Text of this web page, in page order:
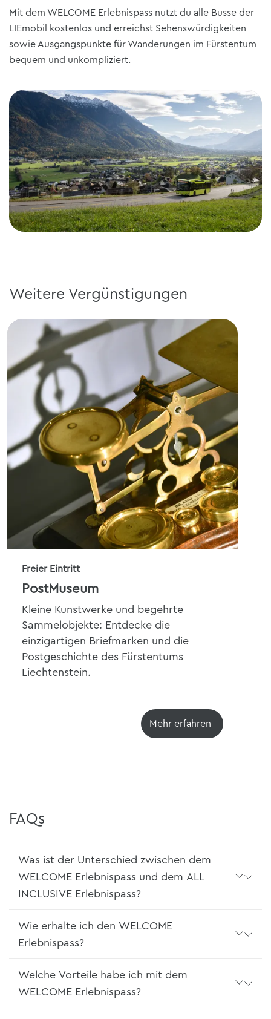
Mit dem WELCOME Erlebnispass nutzt du alle Busse der
LIEmobil kostenlos und erreichst Sehenswürdigkeiten
sowie Ausgangspunkte für Wanderungen im Fürstentum
bequem und unkompliziert.
Weitere Vergünstigungen
Freier Eintritt
PostMuseum
Kleine Kunstwerke und begehrte
Sammelobjekte: Entdecke die
einzigartigen Briefmarken und die
Postgeschichte des Fürstentums
Liechtenstein.
Mehr erfahren
FAQs
Was ist der Unterschied zwischen dem
WELCOME Erlebnispass und dem ALL
INCLUSIVE Erlebnispass?
Wie erhalte ich den WELCOME
Erlebnispass?
Welche Vorteile habe ich mit dem
WELCOME Erlebnispass?